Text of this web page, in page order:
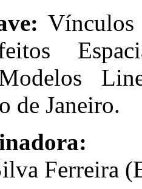
Vínculos
de Janeiro.
Ferreira